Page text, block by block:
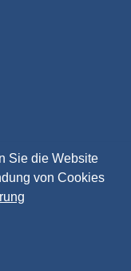
Sie die Website
von Cookies